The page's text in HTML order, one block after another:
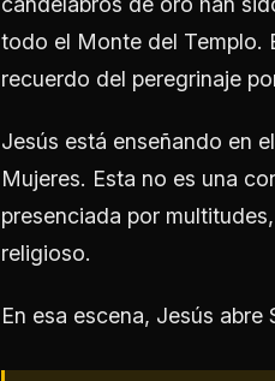
todo el Monte del Templo.
recuerdo del peregrinaje
Jesús está enseñando en
Mujeres. Esta no es una
presenciada por
religioso.
En esa escena, Jesús abre